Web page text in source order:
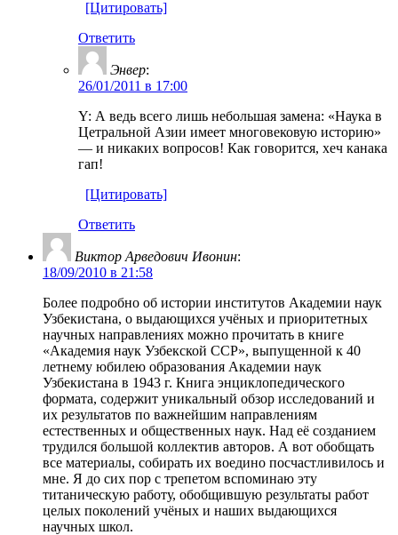
[Цитировать]
Ответить
Энвер:
26/01/2011 в 17:00
Y: А ведь всего лишь небольшая замена: «Наука в
Цетральной Азии имеет многовековую историю»
— и никаких вопросов! Как говорится, хеч канака
гап!
[Цитировать]
Ответить
Виктор Арведович Ивонин:
18/09/2010 в 21:58
Более подробно об истории институтов Академии наук
Узбекистана, о выдающихся учёных и приоритетных
научных направлениях можно прочитать в книге
«Академия наук Узбекской ССР», выпущенной к 40
летнему юбилею образования Академии наук
Узбекистана в 1943 г. Книга энциклопедического
формата, содержит уникальный обзор исследований и
их результатов по важнейшим направлениям
естественных и общественных наук. Над её созданием
трудился большой коллектив авторов. А вот обобщать
все материалы, собирать их воедино посчастливилось и
мне. Я до сих пор с трепетом вспоминаю эту
титаническую работу, обобщившую результаты работ
целых поколений учёных и наших выдающихся
научных школ.